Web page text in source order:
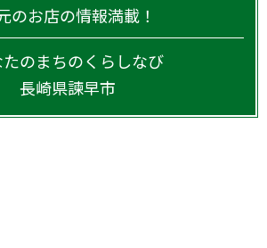
のお店の情報満載！
たのまちのくらしなび
長崎県諫早市